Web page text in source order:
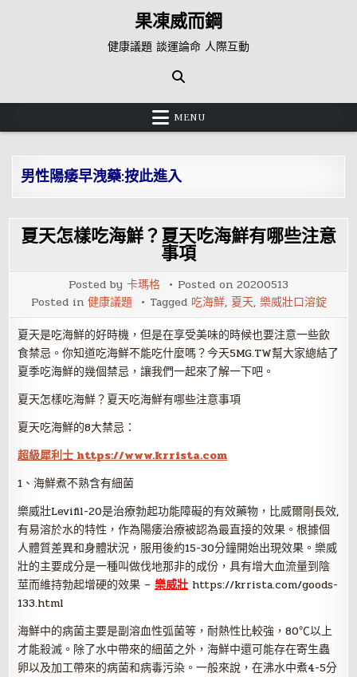
果凍威而鋼
健康議題 談運論命 人際互動
MENU
男性陽痿早洩藥:按此進入
夏天怎樣吃海鮮？夏天吃海鮮有哪些注意
事項
Posted by 卡瑪格 Posted on 20200513
Posted in 健康議題 Tagged 吃海鮮, 夏天, 樂威壯口溶錠
夏天是吃海鮮的好時機，但是在享受美味的時候也要注意一些飲
食禁忌。你知道吃海鮮不能吃什麼嗎？今天5MG.TW幫大家總結了
夏季吃海鮮的幾個禁忌，讓我們一起來了解一下吧。
夏天怎樣吃海鮮？夏天吃海鮮有哪些注意事項
夏天吃海鮮的8大禁忌：
超級犀利士 https://www.krrista.com
1、海鮮煮不熟含有細菌
樂威壯Levifil-20是治療勃起功能障礙的有效藥物，比威爾剛長效,
有易溶於水的特性，作為陽痿治療被認為最直接的效果。根據個
人體質差異和身體狀況，服用後約15-30分鐘開始出現效果。樂威
壯的主要成分是一種叫做伐地那非的成份，具有增大血流量到陰
莖而維持勃起增硬的效果 –樂威壯 https://krrista.com/goods-
133.html
海鮮中的病菌主要是副溶血性弧菌等，耐熱性比較強，80℃以上
才能殺滅。除了水中帶來的細菌之外，海鮮中還可能存在寄生蟲
卵以及加工帶來的病菌和病毒污染。一般來說，在沸水中煮4-5分